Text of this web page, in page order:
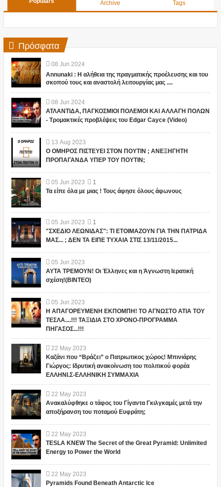
Archive Tags
Πρόσφατα
08 Jun 2024
Annunaki : Η αλήθεια της πραγματικής προέλευσης και του
σκοπού τους και αναστολή λειτουργίας μας ....
08 Jun 2024
ΑΤΛΑΝΤΙΔΑ, ΠΑΓΚΟΣΜΙΟΙ ΠΟΛΕΜΟΙ ΚΑΙ ΑΛΛΑΓΗ ΠΟΛΩΝ
- Τρομακτικές προβλέψεις του Edgar Cayce (Video)
13 Aug 2023
Ο ΟΜΗΡΟΣ ΠΙΣΤΕΥΕΙ ΣΤΟΝ ΠΟΥΤΙΝ ; ΑΝΕΞΗΓΗΤΗ
ΠΡΟΠΑΓΑΝΔΑ ΥΠΕΡ ΤΟΥ ΠΟΥΤΙΝ;
05 Jun 2023
1
Τα είπε όλα με μιας ! Τους άφησε όλους άφωνους
05 Jun 2023
1
"ΣΧΕΔΙΟ ΛΕΩΝΙΔΑΣ": ΤΙ ΕΤΟΙΜΑΖΟΥΝ ΓΙΑ ΤΗΝ ΠΑΤΡΙΔΑ
ΜΑΣ... ; ΔΕΝ ΤΑ ΕΙΠΕ ΤΥΧΑΙΑ ΣΤΙΣ 13/11/2015...
05 Jun 2023
ΑΥΤΑ ΤΡΕΜΟΥΝ! Οι Έλληνες και η Άγνωστη Ιερατική
σχέση!(ΒΙΝΤΕΟ)
05 Jun 2023
Η ΑΠΑΓΟΡΕΥΜΕΝΗ ΕΚΠΟΜΠΗ! ΤΟ ΑΓΝΩΣΤΟ ΑΤΙΑ ΤΟΥ
ΤΕΣΛΑ....!!! ΤΑΞΙΔΙΑ ΣΤΟ ΧΡΟΝΟ-ΠΡΟΓΡΑΜΜΑ
ΠΗΓΑΣΟΣ...!!!
22 May 2023
Καζάνι που “Βράζει” ο Πατριωτικος χώρος! Μπινιάρης
Γιώργος: Ιδρυτική ανακοίνωση του πολιτικού φορέα
ΕΛΛΗΝΙ.Σ-ΕΛΛΗΝΙΚΗ ΣΥΜΜΑΧΙΑ
22 May 2023
Ανακαλύφθηκε ο τάφος του Γίγαντα Γκιλγκαμές μετά την
αποξήρανση του ποταμού Ευφράτη;
22 May 2023
TESLA KNEW The Secret of the Great Pyramid: Unlimited
Energy to Power the World
22 May 2023
Pyramids Found Beneath Antarctic Ice